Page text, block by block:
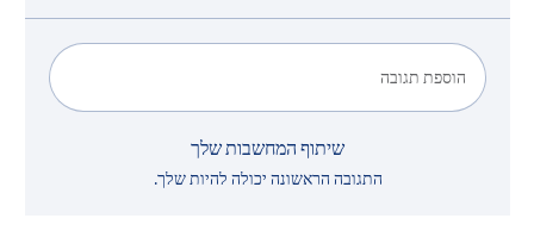
הוספת תגובה
שיתוף המחשבות שלך
התגובה הראשונה יכולה להיות שלך.